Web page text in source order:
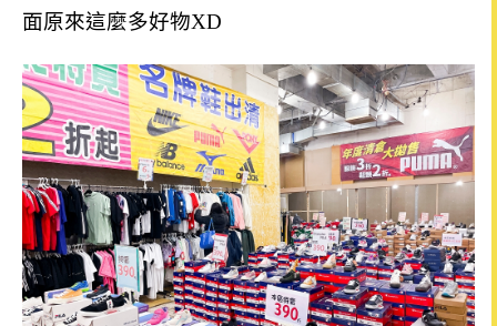
面原來這麼多好物XD